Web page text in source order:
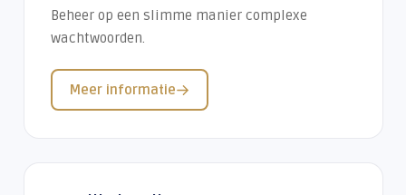
Beheer op een slimme manier complexe
wachtwoorden.
Meer informatie